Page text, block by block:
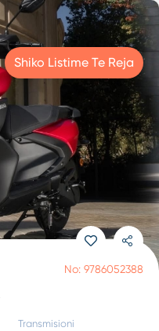
Shiko Listime Te Reja
No: 9786052388
Transmisioni